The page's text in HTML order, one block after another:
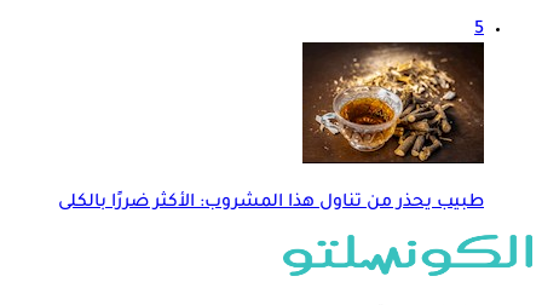
5
طبيب يحذر من تناول هذا المشروب: الأكثر ضررًا بالكلى